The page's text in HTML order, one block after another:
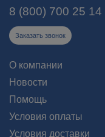
8 (800) 700 25 14
Заказать звонок
О компании
Новости
Помощь
Условия оплаты
Условия доставки